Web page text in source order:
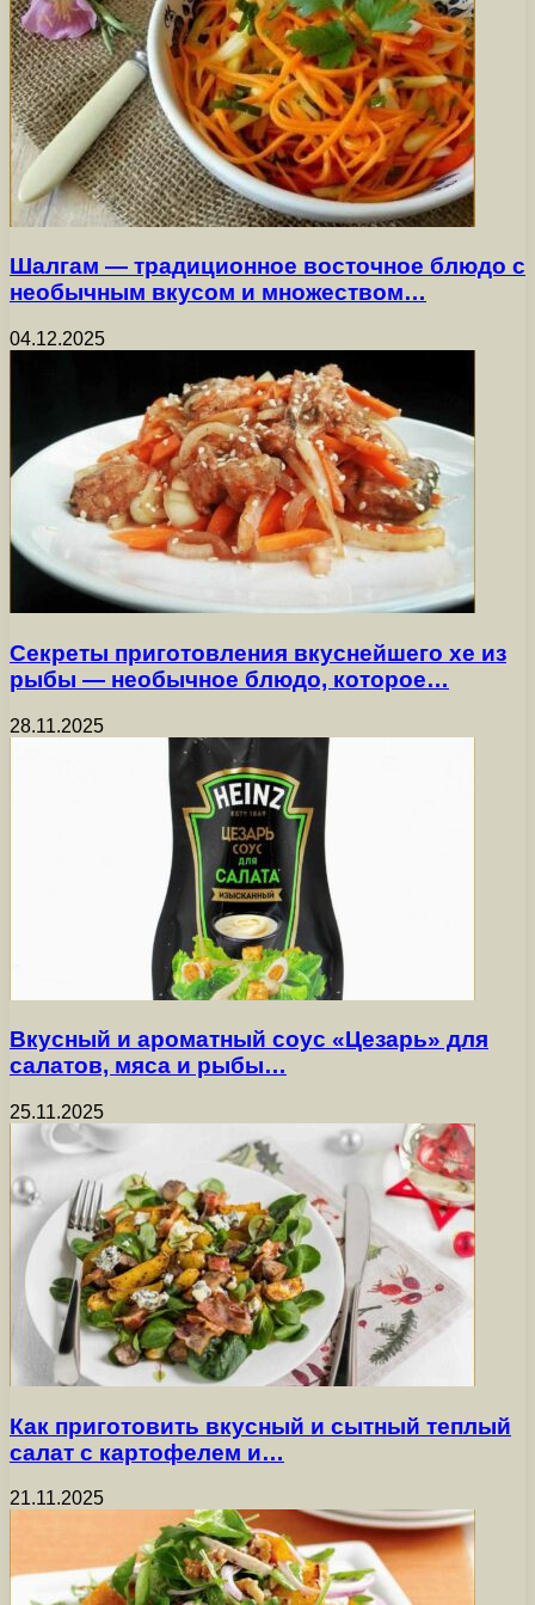
Шалгам — традиционное восточное блюдо с
необычным вкусом и множеством…
04.12.2025
Секреты приготовления вкуснейшего хе из
рыбы — необычное блюдо, которое…
28.11.2025
Вкусный и ароматный соус «Цезарь» для
салатов, мяса и рыбы…
25.11.2025
Как приготовить вкусный и сытный теплый
салат с картофелем и…
21.11.2025